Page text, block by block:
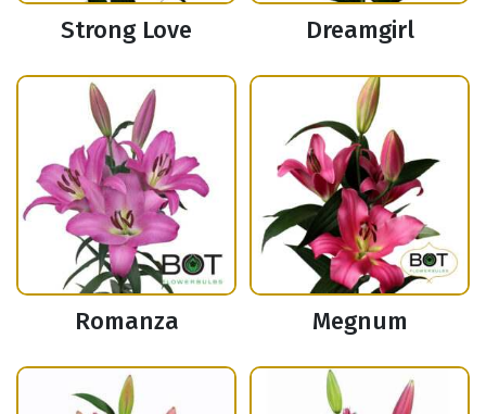
Strong Love Dreamgirl
Romanza Megnum